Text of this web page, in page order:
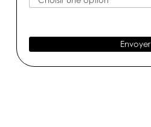
o
t
*
e
Envoyer